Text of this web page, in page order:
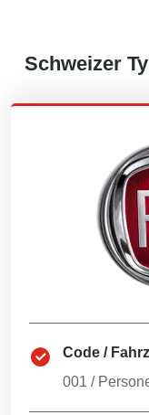
Schweizer
Code /
001 /